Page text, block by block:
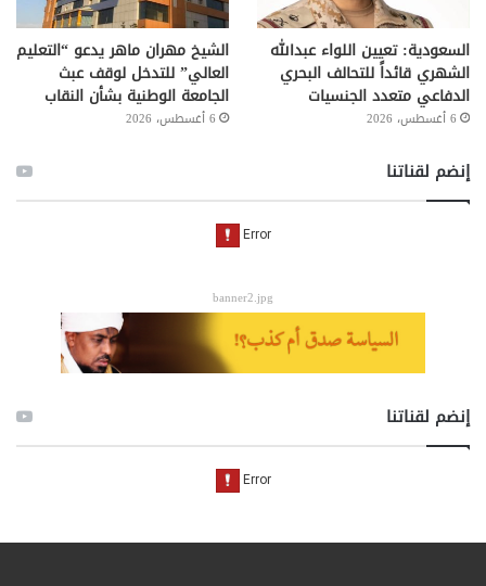
السعودية: تعيين اللواء عبدالله
الشهري قائداً للتحالف البحري
الدفاعي متعدد الجنسيات
6 أغسطس، 2026
الشيخ مهران ماهر يدعو “التعليم
العالي” للتدخل لوقف عبث
الجامعة الوطنية بشأن النقاب
6 أغسطس، 2026
إنضم لقناتنا
banner2.jpg
إنضم لقناتنا